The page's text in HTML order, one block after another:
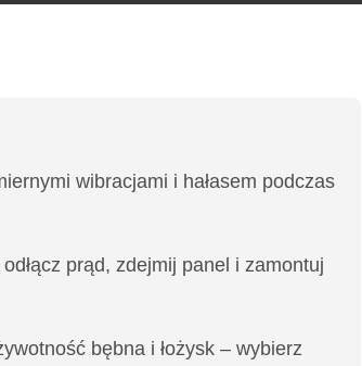
wibracjami i hałasem podczas
prąd, zdejmij panel i zamontuj
bębna i łożysk – wybierz